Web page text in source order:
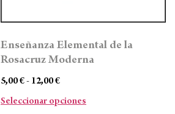
Enseñanza Elemental de la
Rosacruz Moderna
5,00€- 12,00€
Seleccionar opciones